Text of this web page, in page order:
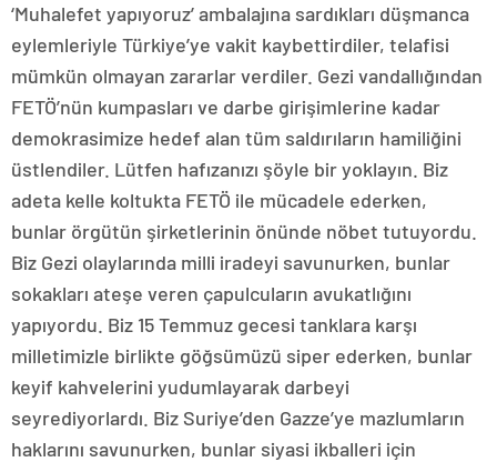
‘Muhalefet yapıyoruz’ ambalajına sardıkları düşmanca
eylemleriyle Türkiye’ye vakit kaybettirdiler, telafisi
mümkün olmayan zararlar verdiler. Gezi vandallığından
FETÖ’nün kumpasları ve darbe girişimlerine kadar
demokrasimize hedef alan tüm saldırıların hamiliğini
üstlendiler. Lütfen hafızanızı şöyle bir yoklayın. Biz
adeta kelle koltukta FETÖ ile mücadele ederken,
bunlar örgütün şirketlerinin önünde nöbet tutuyordu.
Biz Gezi olaylarında milli iradeyi savunurken, bunlar
sokakları ateşe veren çapulcuların avukatlığını
yapıyordu. Biz 15 Temmuz gecesi tanklara karşı
milletimizle birlikte göğsümüzü siper ederken, bunlar
keyif kahvelerini yudumlayarak darbeyi
seyrediyorlardı. Biz Suriye’den Gazze’ye mazlumların
haklarını savunurken, bunlar siyasi ikballeri için